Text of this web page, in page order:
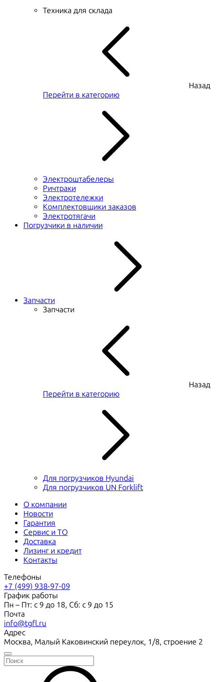
Техника для склада
Назад
Перейти в категорию
Электроштабелеры
Ричтраки
Электротележки
Комплектовщики заказов
Электротягачи
Погрузчики в наличии
Запчасти
Запчасти
Назад
Перейти в категорию
Для погрузчиков Hyundai
Для погрузчиков UN Forklift
О компании
Новости
Гарантия
Сервис и ТО
Доставка
Лизинг и кредит
Контакты
Телефоны
+7 (499) 938-97-09
График работы
Пн – Пт: с 9 до 18, Сб: с 9 до 15
Почта
info@tgfl.ru
Адрес
Москва, Малый Каковинский переулок, 1/8, строение 2